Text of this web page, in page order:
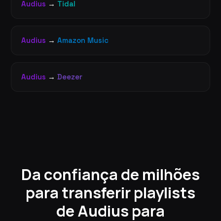
Audius → Tidal
Audius → Amazon Music
Audius → Deezer
Da confiança de milhões
para transferir playlists
de Audius para